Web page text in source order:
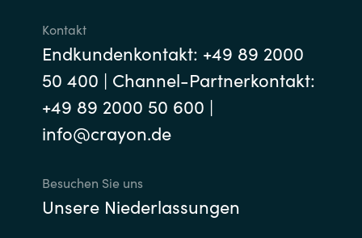
Kontakt
Endkundenkontakt: +49 89 2000
50 400 | Channel-Partnerkontakt:
+49 89 2000 50 600 |
info@crayon.de
Besuchen Sie uns
Unsere Niederlassungen